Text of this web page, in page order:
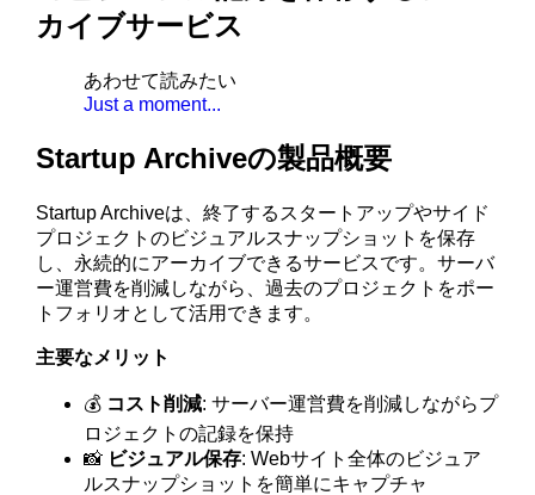
カイブサービス
あわせて読みたい
Just a moment...
Startup Archiveの製品概要
Startup Archiveは、終了するスタートアップやサイド
プロジェクトのビジュアルスナップショットを保存
し、永続的にアーカイブできるサービスです。サーバ
ー運営費を削減しながら、過去のプロジェクトをポー
トフォリオとして活用できます。
主要なメリット
💰 コスト削減: サーバー運営費を削減しながらプ
ロジェクトの記録を保持
📸 ビジュアル保存: Webサイト全体のビジュア
ルスナップショットを簡単にキャプチャ